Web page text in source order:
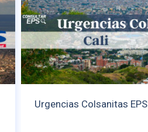
Urgencias Colsanitas